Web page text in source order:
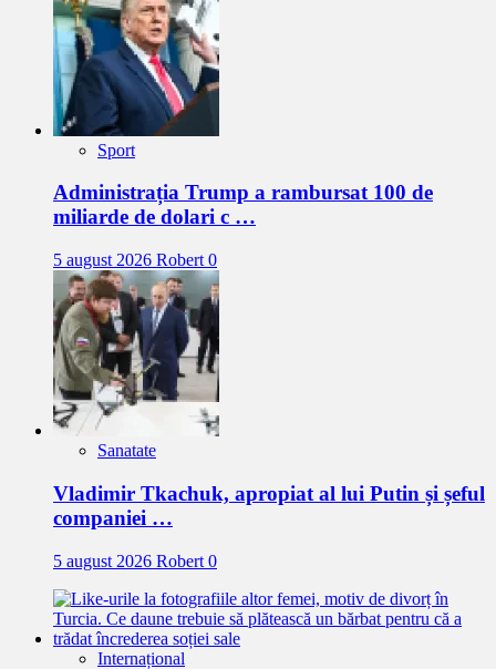
Sport
Administrația Trump a rambursat 100 de
miliarde de dolari c …
5 august 2026 Robert 0
Sanatate
Vladimir Tkachuk, apropiat al lui Putin și șeful
companiei …
5 august 2026 Robert 0
Internațional